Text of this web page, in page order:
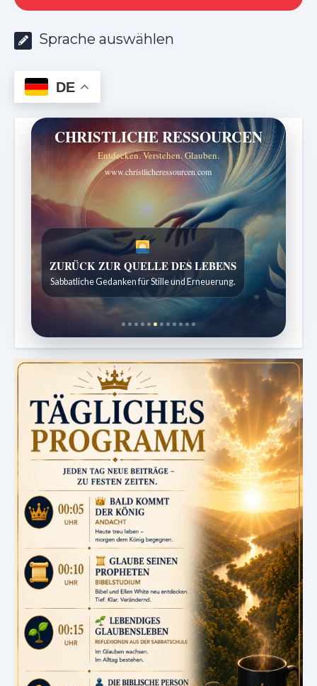
Sprache auswählen
DE
CHRISTLICHE RESSOURCEN
Entdecken. Verstehen. Glauben.
www.christlicheressourcen.com
SPUREN DER SCHÖPFUNG
Entdeckungen aus der Natur.